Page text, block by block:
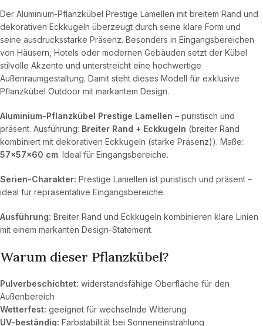
Der Aluminium-Pflanzkübel Prestige Lamellen mit breitem Rand und
dekorativen Eckkugeln überzeugt durch seine klare Form und
seine ausdrucksstarke Präsenz. Besonders in Eingangsbereichen
von Häusern, Hotels oder modernen Gebäuden setzt der Kübel
stilvolle Akzente und unterstreicht eine hochwertige
Außenraumgestaltung. Damit steht dieses Modell für exklusive
Pflanzkübel Outdoor mit markantem Design.
Aluminium-Pflanzkübel Prestige Lamellen – puristisch und
präsent. Ausführung: Breiter Rand + Eckkugeln (breiter Rand
kombiniert mit dekorativen Eckkugeln (starke Präsenz)). Maße:
57×57×60 cm. Ideal für Eingangsbereiche.
Serien-Charakter: Prestige Lamellen ist puristisch und präsent –
ideal für repräsentative Eingangsbereiche.
Ausführung: Breiter Rand und Eckkugeln kombinieren klare Linien
mit einem markanten Design-Statement.
Warum dieser Pflanzkübel?
Pulverbeschichtet: widerstandsfähige Oberfläche für den
Außenbereich
Wetterfest: geeignet für wechselnde Witterung
UV-beständig: Farbstabilität bei Sonneneinstrahlung